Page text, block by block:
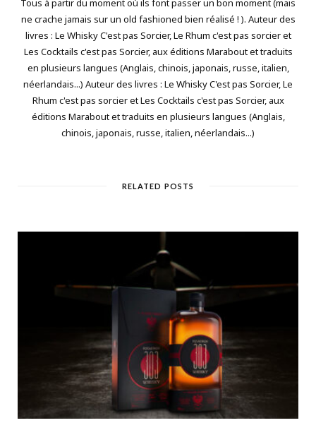
Tous à partir du moment où ils font passer un bon moment (mais
ne crache jamais sur un old fashioned bien réalisé ! ). Auteur des
livres : Le Whisky C'est pas Sorcier, Le Rhum c'est pas sorcier et
Les Cocktails c'est pas Sorcier, aux éditions Marabout et traduits
en plusieurs langues (Anglais, chinois, japonais, russe, italien,
néerlandais...) Auteur des livres : Le Whisky C'est pas Sorcier, Le
Rhum c'est pas sorcier et Les Cocktails c'est pas Sorcier, aux
éditions Marabout et traduits en plusieurs langues (Anglais,
chinois, japonais, russe, italien, néerlandais...)
RELATED POSTS